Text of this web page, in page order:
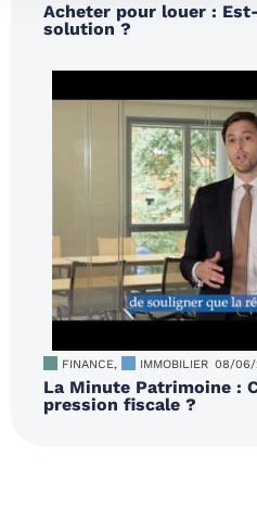
Acheter pour louer :
solution ?
FINANCE, IMMOBILIER 08/06/
La Minute Patrimoine :
pression fiscale ?